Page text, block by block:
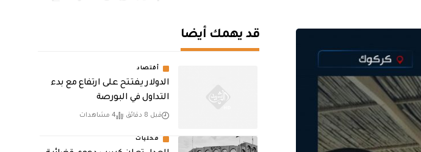
قد يهمك أيضا
أقتصاد
الدولار يفتتح على ارتفاع مع بدء
التداول في البورصة
قبل 8 دقائق 4 مشاهدات
محليات